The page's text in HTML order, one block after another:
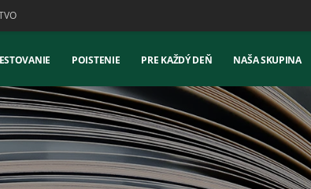
POISTENIE PRE KAŽDÝ DEŇ NAŠA SKUPINA